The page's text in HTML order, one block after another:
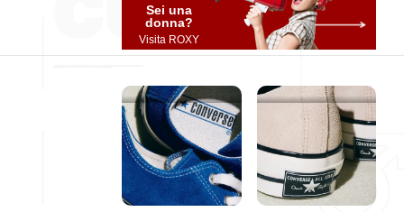
Sei una
donna?
Visita ROXY